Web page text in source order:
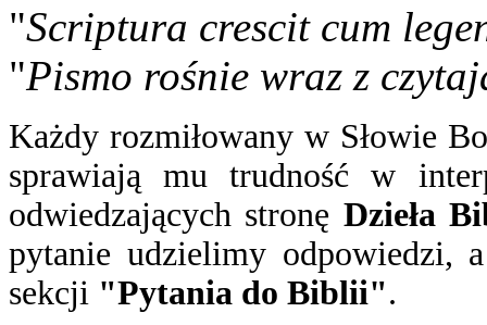
"Scriptura crescit cum
"Pismo rośnie wraz z
Każdy rozmiłowany w Słowie
sprawiają mu trudność w
odwiedzających stronę Dzieła
pytanie udzielimy odpowiedzi,
sekcji "Pytania do Biblii".